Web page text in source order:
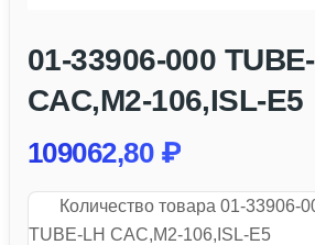
01-33906-000
CAC,M2-106,ISL-E5
109062,80 ₽
Количество товара 01-33906-
TUBE-LH CAC,M2-106,ISL-E5